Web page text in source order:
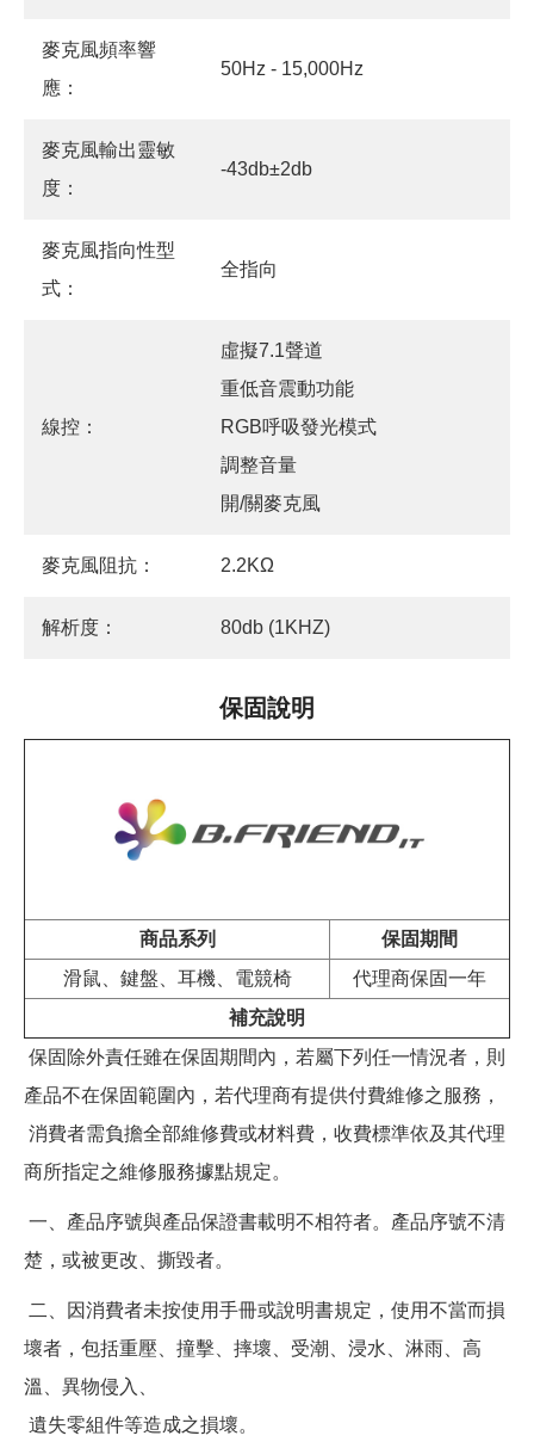
麥克風頻率響
應：
50Hz - 15,000Hz
麥克風輸出靈敏
度：
-43db±2db
麥克風指向性型
式：
全指向
線控：
虛擬7.1聲道
重低音震動功能
RGB呼吸發光模式
調整音量
開/關麥克風
麥克風阻抗： 2.2KΩ
解析度： 80db (1KHZ)
保固說明
商品系列
保固期間
滑鼠、鍵盤、耳機、電競椅
代理商保固一年
補充說明
保固除外責任雖在保固期間內，若屬下列任一情況者，則
產品不在保固範圍內，若代理商有提供付費維修之服務，
消費者需負擔全部維修費或材料費，收費標準依及其代理
商所指定之維修服務據點規定。
一、產品序號與產品保證書載明不相符者。產品序號不清
楚，或被更改、撕毀者。
二、因消費者未按使用手冊或說明書規定，使用不當而損
壞者，包括重壓、撞擊、摔壞、受潮、浸水、淋雨、高
溫、異物侵入、
遺失零組件等造成之損壞。